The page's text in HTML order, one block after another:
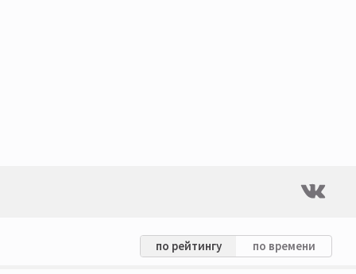
по рейтингу по времени